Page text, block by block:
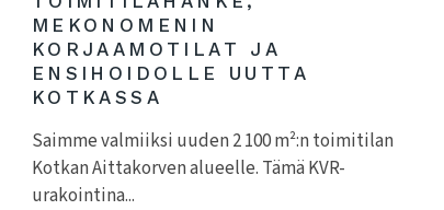
MEKONOMENIN
KORJAAMOTILAT JA
ENSIHOIDOLLE UUTTA
KOTKASSA
Saimme valmiiksi uuden 2 100 m²:n toimitilan
Kotkan Aittakorven alueelle. Tämä KVR-
urakointina...